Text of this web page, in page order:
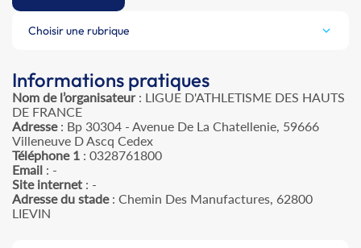
Choisir une rubrique
Informations pratiques
Nom de l’organisateur: LIGUE D'ATHLETISME DES HAUTS
DE FRANCE
Adresse: Bp 30304 - Avenue De La Chatellenie, 59666
Villeneuve D Ascq Cedex
Téléphone 1 : 0328761800
Email : -
Site internet : -
Adresse du stade: Chemin Des Manufactures, 62800
LIEVIN